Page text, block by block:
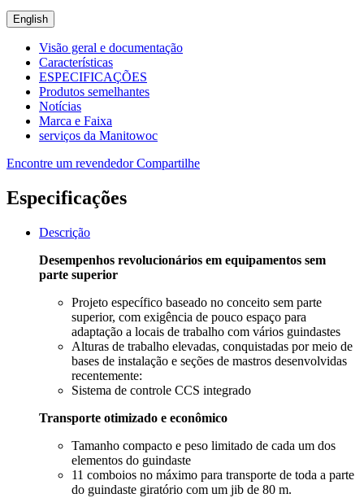
English
Visão geral e documentação
Características
ESPECIFICAÇÕES
Produtos semelhantes
Notícias
Marca e Faixa
serviços da Manitowoc
Encontre um revendedor Compartilhe
Especificações
Descrição
Desempenhos revolucionários em equipamentos sem
parte superior
Projeto específico baseado no conceito sem parte
superior, com exigência de pouco espaço para
adaptação a locais de trabalho com vários guindastes
Alturas de trabalho elevadas, conquistadas por meio de
bases de instalação e seções de mastros desenvolvidas
recentemente:
Sistema de controle CCS integrado
Transporte otimizado e econômico
Tamanho compacto e peso limitado de cada um dos
elementos do guindaste
11 comboios no máximo para transporte de toda a parte
do guindaste giratório com um jib de 80 m.